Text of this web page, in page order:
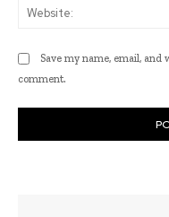
Save my name, email,
comment.